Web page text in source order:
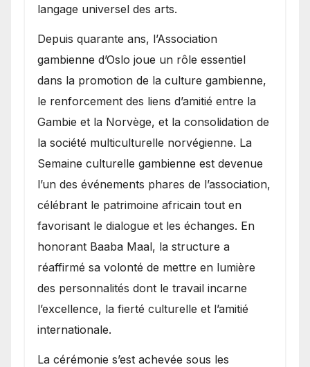
langage universel des arts.
​Depuis quarante ans, l’Association
gambienne d’Oslo joue un rôle essentiel
dans la promotion de la culture gambienne,
le renforcement des liens d’amitié entre la
Gambie et la Norvège, et la consolidation de
la société multiculturelle norvégienne. La
Semaine culturelle gambienne est devenue
l’un des événements phares de l’association,
célébrant le patrimoine africain tout en
favorisant le dialogue et les échanges. En
honorant Baaba Maal, la structure a
réaffirmé sa volonté de mettre en lumière
des personnalités dont le travail incarne
l’excellence, la fierté culturelle et l’amitié
internationale.
​La cérémonie s’est achevée sous les